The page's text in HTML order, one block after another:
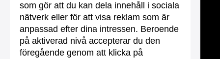
som gör att du kan dela innehåll i sociala
nätverk eller för att visa reklam som är
anpassad efter dina intressen. Beroende
på aktiverad nivå accepterar du den
föregående genom att klicka på